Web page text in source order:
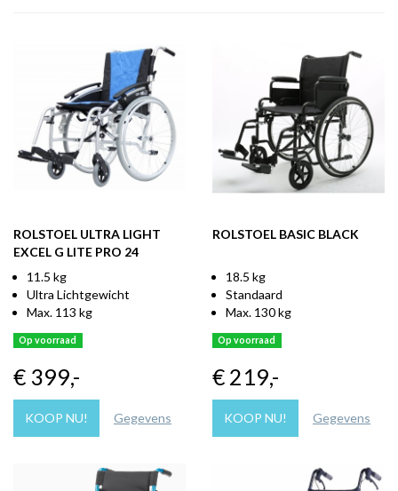
ROLSTOEL ULTRA LIGHT
EXCEL G LITE PRO 24
11.5 kg
Ultra Lichtgewicht
Max. 113 kg
Op voorraad
€ 399,-
KOOP NU! Gegevens
ROLSTOEL BASIC BLACK
18.5 kg
Standaard
Max. 130 kg
Op voorraad
€ 219,-
KOOP NU! Gegevens